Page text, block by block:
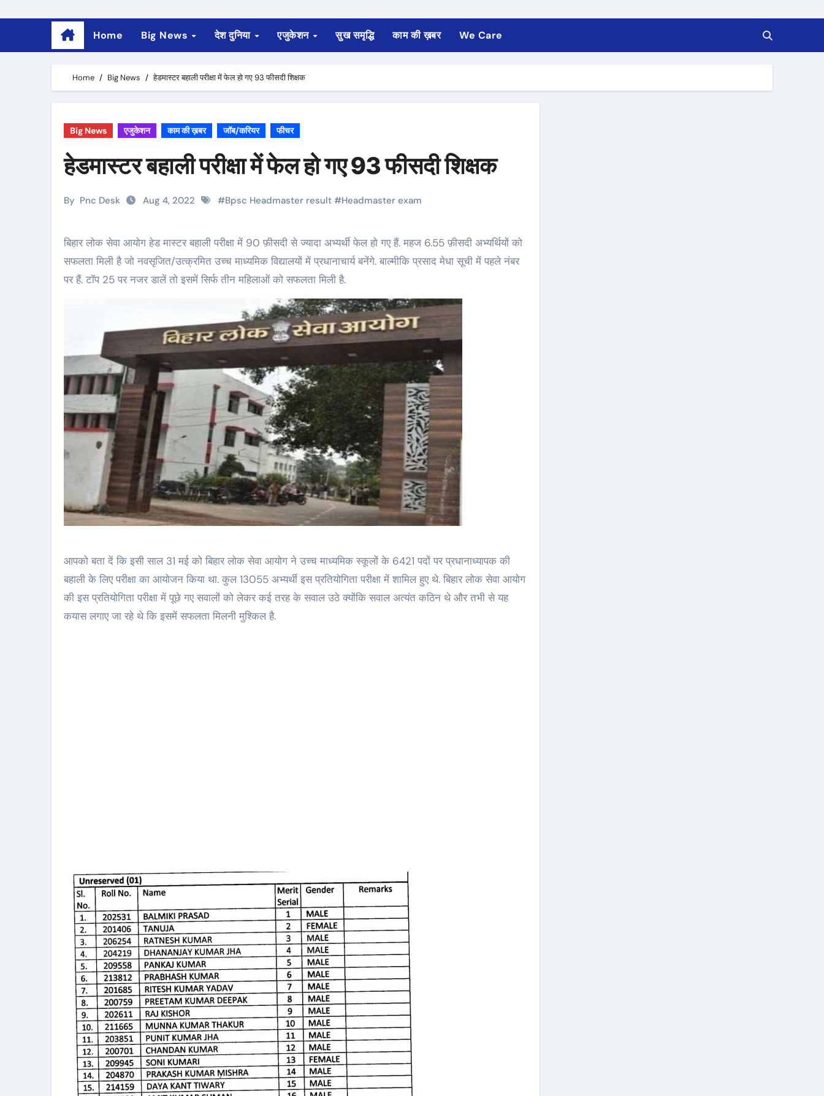
Home Big News देश दुनिया एजुकेशन सुख समृद्धि काम की ख़बर We Care
Home Big News हेडमास्टर बहाली परीक्षा में फेल हो गए 93 फीसदी शिक्षक
Big News एजुकेशन काम की ख़बर जॉब/करियर फीचर
हेडमास्टर बहाली परीक्षा में फेल हो गए 93 फीसदी शिक्षक
By Pnc Desk Aug 4, 2022 #Bpsc Headmaster result #Headmaster exam
बिहार लोक सेवा आयोग हेड मास्टर बहाली परीक्षा में 90 फ़ीसदी से ज्यादा अभ्यर्थी फेल हो गए हैं. महज 6.55 फ़ीसदी अभ्यर्थियों को
सफलता मिली है जो नवसृजित/उत्क्रमित उच्च माध्यमिक विद्यालयों में प्रधानाचार्य बनेंगे. बाल्मीकि प्रसाद मेधा सूची में पहले नंबर
पर हैं. टॉप 25 पर नजर डालें तो इसमें सिर्फ तीन महिलाओं को सफलता मिली है.
आपको बता दें कि इसी साल 31 मई को बिहार लोक सेवा आयोग ने उच्च माध्यमिक स्कूलों के 6421 पदों पर प्रधानाध्यापक की
बहाली के लिए परीक्षा का आयोजन किया था. कुल 13055 अभ्यर्थी इस प्रतियोगिता परीक्षा में शामिल हुए थे. बिहार लोक सेवा आयोग
की इस प्रतियोगिता परीक्षा में पूछे गए सवालों को लेकर कई तरह के सवाल उठे क्योंकि सवाल अत्यंत कठिन थे और तभी से यह
कयास लगाए जा रहे थे कि इसमें सफलता मिलनी मुश्किल है.